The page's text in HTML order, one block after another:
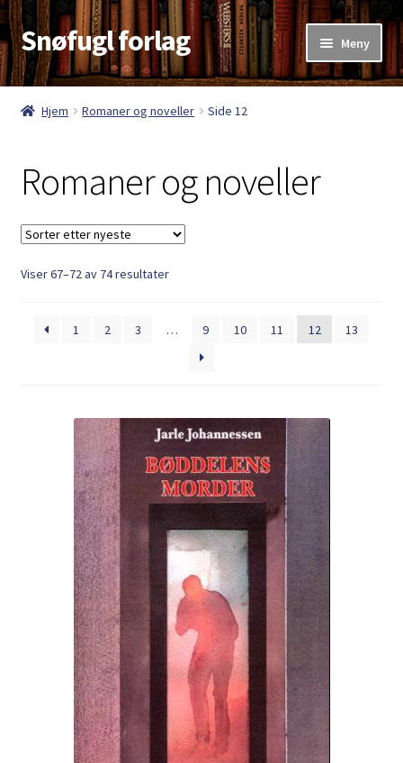
Hopp
til
navigasjon
Hopp
til
innhold
Snøfugl forlag Meny
Hjem
Antikvariske bøker
Handlekurv
Kasse
Kategorier
My Account
Personvernerklæring
Hjem Romaner og noveller Side 12
Romaner og noveller
Viser 67–72 av 74 resultaterSortert
1
2 3 … 9 10 11 12 13